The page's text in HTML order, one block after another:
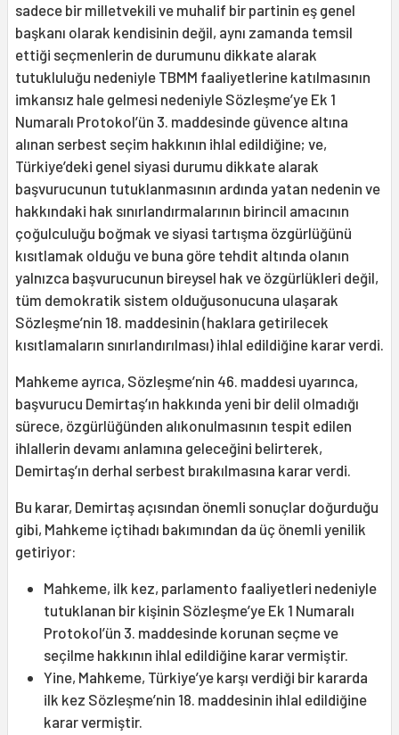
sadece bir milletvekili ve muhalif bir partinin eş genel
başkanı olarak kendisinin değil, aynı zamanda temsil
ettiği seçmenlerin de durumunu dikkate alarak
tutukluluğu nedeniyle TBMM faaliyetlerine katılmasının
imkansız hale gelmesi nedeniyle Sözleşme’ye Ek 1
Numaralı Protokol’ün 3. maddesinde güvence altına
alınan serbest seçim hakkının ihlal edildiğine; ve,
Türkiye’deki genel siyasi durumu dikkate alarak
başvurucunun tutuklanmasının ardında yatan nedenin ve
hakkındaki hak sınırlandırmalarının birincil amacının
çoğulculuğu boğmak ve siyasi tartışma özgürlüğünü
kısıtlamak olduğu ve buna göre tehdit altında olanın
yalnızca başvurucunun bireysel hak ve özgürlükleri değil,
tüm demokratik sistem olduğusonucuna ulaşarak
Sözleşme’nin 18. maddesinin (haklara getirilecek
kısıtlamaların sınırlandırılması) ihlal edildiğine karar verdi.
Mahkeme ayrıca, Sözleşme’nin 46. maddesi uyarınca,
başvurucu Demirtaş’ın hakkında yeni bir delil olmadığı
sürece, özgürlüğünden alıkonulmasının tespit edilen
ihlallerin devamı anlamına geleceğini belirterek,
Demirtaş’ın derhal serbest bırakılmasına karar verdi.
Bu karar, Demirtaş açısından önemli sonuçlar doğurduğu
gibi, Mahkeme içtihadı bakımından da üç önemli yenilik
getiriyor:
Mahkeme, ilk kez, parlamento faaliyetleri nedeniyle
tutuklanan bir kişinin Sözleşme’ye Ek 1 Numaralı
Protokol’ün 3. maddesinde korunan seçme ve
seçilme hakkının ihlal edildiğine karar vermiştir.
Yine, Mahkeme, Türkiye’ye karşı verdiği bir kararda
ilk kez Sözleşme’nin 18. maddesinin ihlal edildiğine
karar vermiştir.